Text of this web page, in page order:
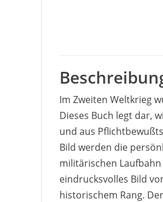
Im Zweiten Weltkrieg
Dieses Buch legt dar,
und aus
Bild werden die
militärischen
eindrucksvolles Bild
historischem Rang.